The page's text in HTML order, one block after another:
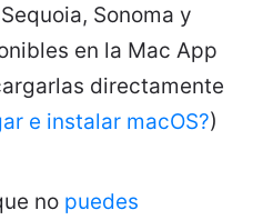
Sonoma y
en la Mac App
directamente
e instalar macOS?)
no puedes